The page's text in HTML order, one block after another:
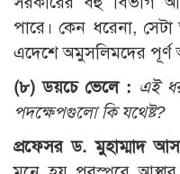
পারে। কেন ধরেনা,
এদেশে অমুসলিমদের পূর্ণ
(৮) ডয়চে ভেলে : এই
পদক্ষেপগুলো কি যথেষ্ট?
প্রফেসর ড. মুহাম্মাদ